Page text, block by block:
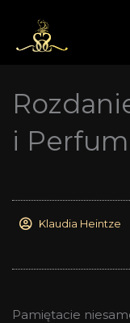
treści
i
Klaudia Heintze
Pamiętacie